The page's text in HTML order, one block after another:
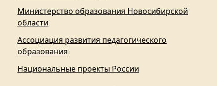
Министерство образования Новосибирской
области
Ассоциация развития педагогического
образования
Национальные проекты России